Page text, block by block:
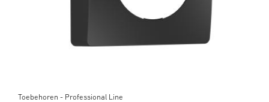
Toebehoren - Professional Line